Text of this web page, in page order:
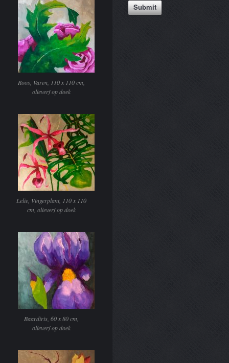
Roos, Varen, 110 x 110 cm,
olieverf op doek
Lelie, Vingerplant, 110 x 110
cm, olieverf op doek
Baardiris, 60 x 80 cm,
olieverf op doek